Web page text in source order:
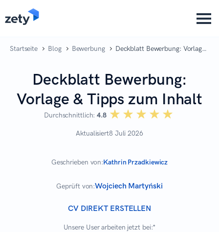
Startseite Blog Bewerbung
Deckblatt Bewerbung: Vorlage
Deckblatt Bewerbung:
Vorlage & Tipps zum Inhalt
Durchschnittlich:4.8 ☆☆☆☆☆
★★★★★
Aktualisiert8 Juli 2026
Geschrieben von:Kathrin Przadkiewicz
Geprüft von:Wojciech Martyński
CV DIREKT ERSTELLEN
Unsere User arbeiten jetzt bei:*